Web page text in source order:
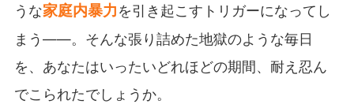
うな家庭内暴力を引き起こすトリガーになってし
まう――。そんな張り詰めた地獄のような毎日
を、あなたはいったいどれほどの期間、耐え忍ん
でこられたでしょうか。